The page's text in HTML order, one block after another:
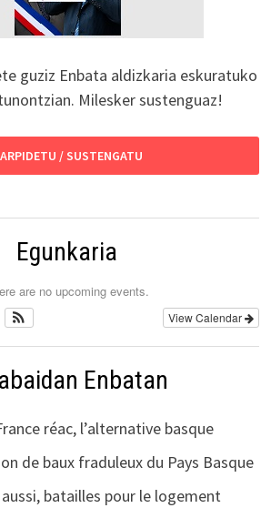
guziz Enbata aldizkaria eskuratuko
Milesker sustenguaz!
/ SUSTENGATU
Egunkaria
are no upcoming events.
View Calendar
Enbatan
réac, l’alternative basque
de baux fraduleux du Pays Basque
batailles pour le logement